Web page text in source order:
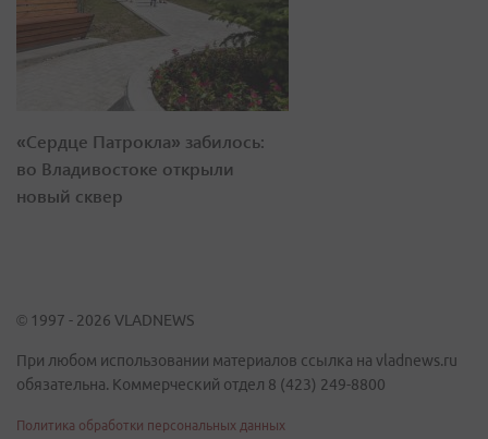
«Сердце Патрокла» забилось:
во Владивостоке открыли
новый сквер
© 1997 - 2026 VLADNEWS
При любом использовании материалов ссылка на vladnews.ru
обязательна. Коммерческий отдел 8 (423) 249-8800
Политика обработки персональных данных